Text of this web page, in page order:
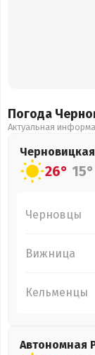
Погода
Актуальная
Черновицкая
26° 15°
Черновцы
Вижница
Кельменцы
Автономная